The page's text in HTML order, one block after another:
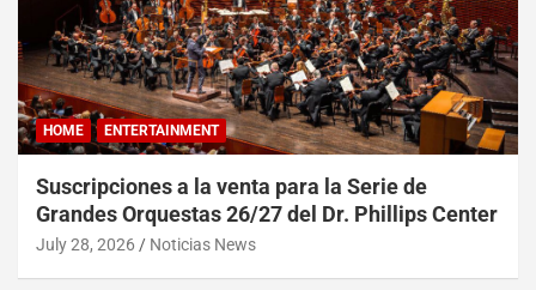
HOME ENTERTAINMENT
Suscripciones a la venta para la Serie de
Grandes Orquestas 26/27 del Dr. Phillips Center
July 28, 2026 Noticias News